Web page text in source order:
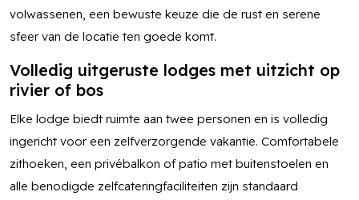
volwassenen, een bewuste keuze die de rust en serene
sfeer van de locatie ten goede komt.
Volledig uitgeruste lodges met uitzicht op
rivier of bos
Elke lodge biedt ruimte aan twee personen en is volledig
ingericht voor een zelfverzorgende vakantie. Comfortabele
zithoeken, een privébalkon of patio met buitenstoelen en
alle benodigde zelfcateringfaciliteiten zijn standaard